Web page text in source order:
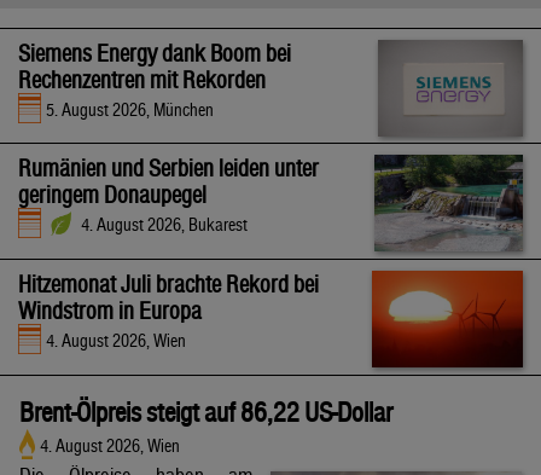
Siemens Energy dank Boom bei
Rechenzentren mit Rekorden
5. August 2026, München
Rumänien und Serbien leiden unter
geringem Donaupegel
4. August 2026, Bukarest
Hitzemonat Juli brachte Rekord bei
Windstrom in Europa
4. August 2026, Wien
Brent-Ölpreis steigt auf 86,22 US-Dollar
4. August 2026, Wien